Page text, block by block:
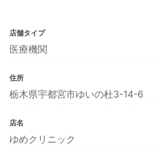
店舗タイプ
医療機関
住所
栃木県宇都宮市ゆいの杜3-14-6
店名
ゆめクリニック